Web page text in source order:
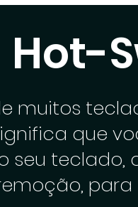
Hot-
muitos
que
seu
para